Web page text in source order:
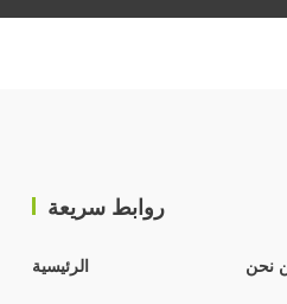
روابط سريعة
الرئيسية نحن